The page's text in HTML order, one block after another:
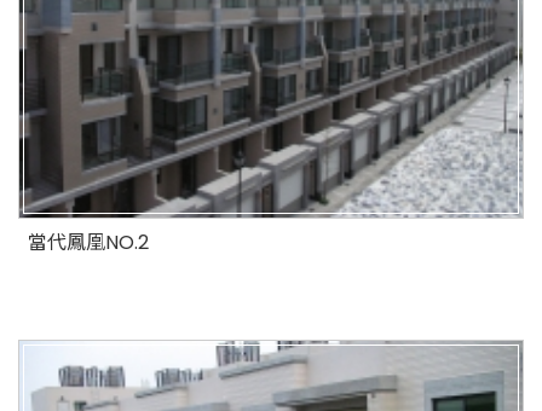
當代鳳凰NO.2